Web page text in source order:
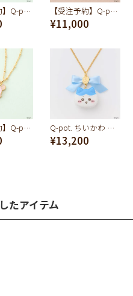
【受注予約】Q-pot. ちいかわ パートドゥフリュイ ネックレス(うさぎ) 【受注予約】Q-pot. ちいかわ ミルククッキー ネックレス（ちいかわ）
¥11,000
【受注予約】Q-pot. ちいかわ パートドゥフリュイ ネックレス(モモンガ) Q-pot. ちいかわ マカロン ネックレス（ハチワレ）
¥13,200
たアイテム